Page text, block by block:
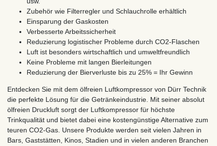
Zubehör wie Filterregler und Schlauchrolle erhältlich
Einsparung der Gaskosten
Verbesserte Arbeitssicherheit
Reduzierung logistischer Probleme durch CO2-Flaschen
Luft ist besonders wirtschaftlich und umweltfreundlich
Keine Probleme mit langen Bierleitungen
Reduzierung der Bierverluste bis zu 25% = Ihr Gewinn
Entdecken Sie mit dem ölfreien Luftkompressor von Dürr Technik
die perfekte Lösung für die Getränkeindustrie. Mit seiner absolut
ölfreien Druckluft sorgt der Luftkompressor für höchste
Trinkqualität und bietet dabei eine kostengünstige Alternative zum
teuren CO2-Gas. Unsere Produkte werden seit vielen Jahren in
Bars, Gaststätten, Kinos, Stadien und in vielen anderen Branchen